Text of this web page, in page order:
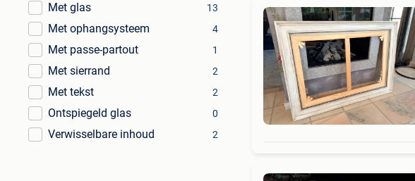
Met glas 13
Met ophangsysteem 4
Met passe-partout 1
Met sierrand 2
Met tekst 2
Ontspiegeld glas 0
Verwisselbare inhoud 2